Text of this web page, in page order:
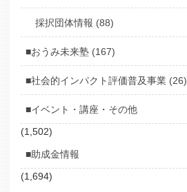
採択団体情報 (88)
■おうみ未来塾 (167)
■社会的インパクト評価普及事業 (26)
■イベント・講座・その他
(1,502)
■助成金情報
(1,694)